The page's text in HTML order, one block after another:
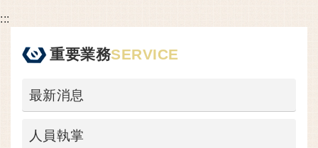
:::
重要業務SERVICE
最新消息
人員執掌